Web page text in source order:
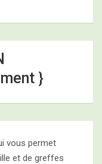
}
vous permet
et de greffes